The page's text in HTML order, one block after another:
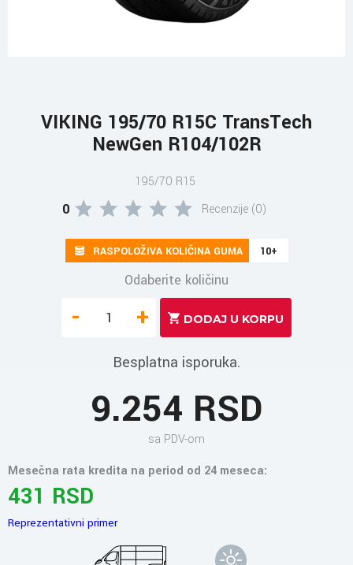
VIKING 195/70 R15C TransTech
NewGen R104/102R
195/70 R15
0 Recenzije (0)
RASPOLOŽIVA KOLIČINA GUMA 10+
Odaberite količinu
- +
Besplatna isporuka.
9.254 RSD
sa PDV-om
Mesečna rata kredita na period od 24 meseca:
431 RSD
Reprezentativni primer